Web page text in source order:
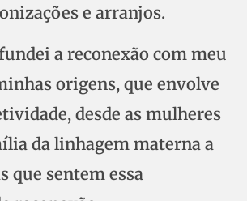
e arranjos.
a reconexão com meu
origens, que envolve
desde as mulheres
da linhagem materna a
que sentem essa